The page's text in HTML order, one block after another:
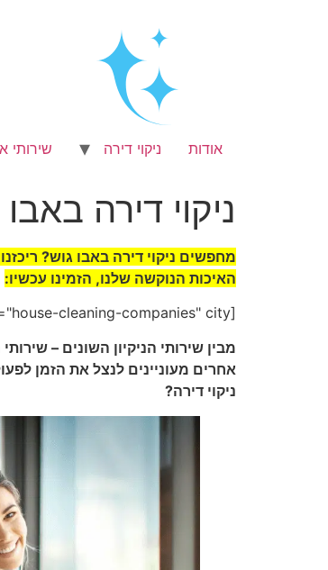
אודות ניקוי דירה שירותי
ניקוי דירה
מחפשים ניקוי דירה באבו גוש?
האיכות הנוקשה שלנו, הזמינו עכשיו:
[get_professionals_businesses category="house-cleaning-companies" city="אבו גוש"]
מבין שירותי הניקיון השונים –
אחרים מעוניינים לנצל את הזמן
ניקוי דירה?